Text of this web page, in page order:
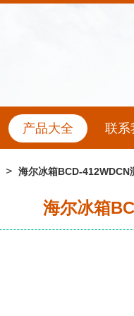
产品大全 联系
> 海尔冰箱BCD-412WDCN
海尔冰箱